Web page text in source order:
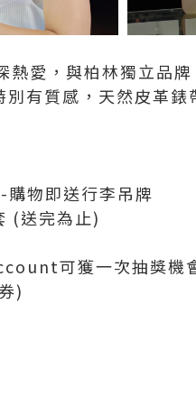
熱愛，與柏林獨立品
有質感，天然皮革
物即送行李吊牌
(送完為止)
可獲一次抽獎機
)